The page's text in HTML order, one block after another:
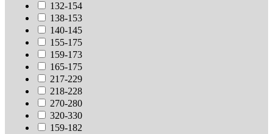
132-154
138-153
140-145
155-175
159-173
165-175
217-229
218-228
270-280
320-330
159-182